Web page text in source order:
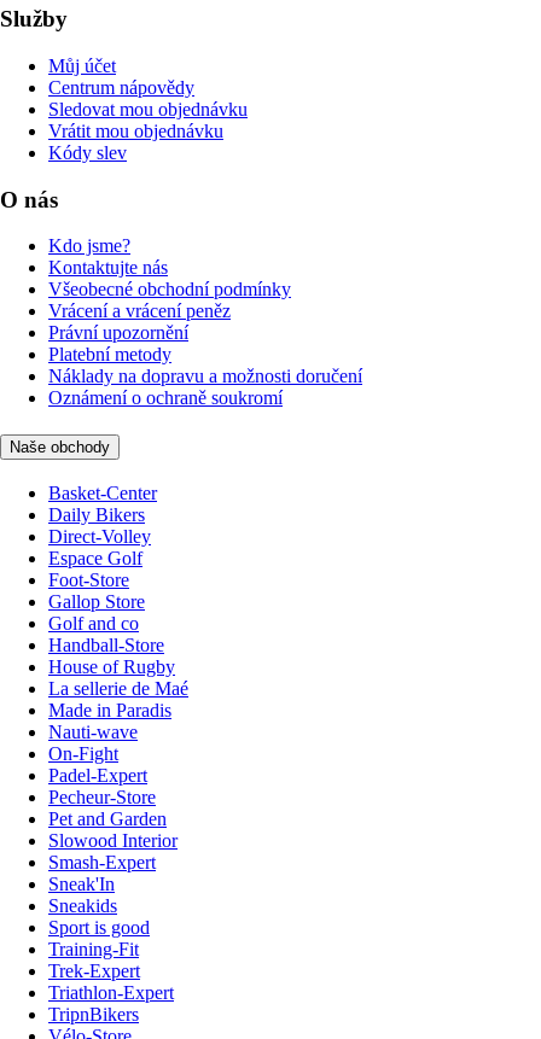
Služby
Můj účet
Centrum nápovědy
Sledovat mou objednávku
Vrátit mou objednávku
Kódy slev
O nás
Kdo jsme?
Kontaktujte nás
Všeobecné obchodní podmínky
Vrácení a vrácení peněz
Právní upozornění
Platební metody
Náklady na dopravu a možnosti doručení
Oznámení o ochraně soukromí
Naše obchody
Basket-Center
Daily Bikers
Direct-Volley
Espace Golf
Foot-Store
Gallop Store
Golf and co
Handball-Store
House of Rugby
La sellerie de Maé
Made in Paradis
Nauti-wave
On-Fight
Padel-Expert
Pecheur-Store
Pet and Garden
Slowood Interior
Smash-Expert
Sneak'In
Sneakids
Sport is good
Training-Fit
Trek-Expert
Triathlon-Expert
TripnBikers